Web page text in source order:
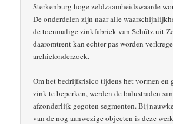
Sterkenburg hoge zeldzaamheidswaarde
De onderdelen zijn naar alle
de toenmalige zinkfabriek van Schűtz uit
daaromtrent kan echter pas worden
archiefonderzoek.
Om het bedrijfsrisico tijdens het vormen en
zink te beperken, werden de balustraden
afzonderlijk gegoten segmenten. Bij
van de nog aanwezige objecten is deze